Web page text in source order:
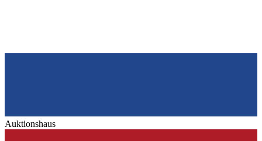
Auktionshaus